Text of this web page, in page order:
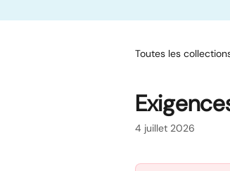
Toutes les
4 juillet 2026